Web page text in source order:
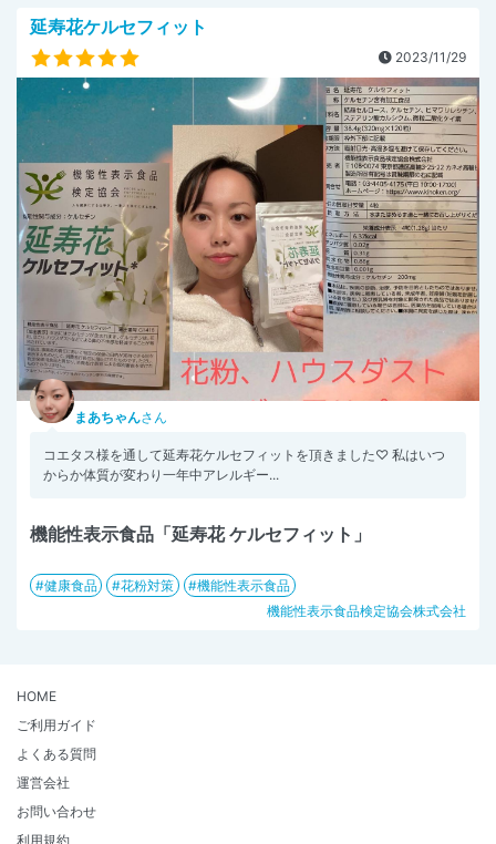
延寿花ケルセフィット
2023/11/29
まあちゃんさん
コエタス様を通して延寿花ケルセフィットを頂きました♡ 私はいつ
からか体質が変わり一年中アレルギー...
機能性表示食品「延寿花 ケルセフィット」
健康食品 花粉対策
機能性表示食品
機能性表示食品検定協会株式会社
HOME
ご利用ガイド
よくある質問
運営会社
お問い合わせ
利用規約